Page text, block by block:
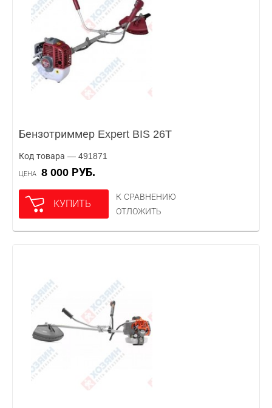
Бензотриммер Expert BIS 26T
Код товара — 491871
ЦЕНА 8 000 РУБ.
КУПИТЬ
К СРАВНЕНИЮ
ОТЛОЖИТЬ